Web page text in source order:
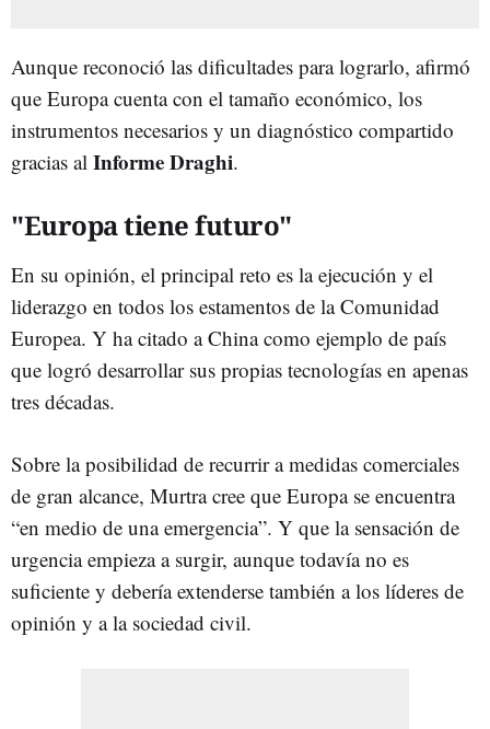
Aunque reconoció las dificultades para lograrlo, afirmó
que Europa cuenta con el tamaño económico, los
instrumentos necesarios y un diagnóstico compartido
gracias al Informe Draghi.
"Europa tiene futuro"
En su opinión, el principal reto es la ejecución y el
liderazgo en todos los estamentos de la Comunidad
Europea. Y ha citado a China como ejemplo de país
que logró desarrollar sus propias tecnologías en apenas
tres décadas.
Sobre la posibilidad de recurrir a medidas comerciales
de gran alcance, Murtra cree que Europa se encuentra
“en medio de una emergencia”. Y que la sensación de
urgencia empieza a surgir, aunque todavía no es
suficiente y debería extenderse también a los líderes de
opinión y a la sociedad civil.